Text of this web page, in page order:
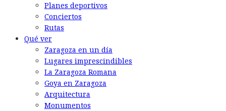
Planes deportivos
Conciertos
Rutas
Qué ver
Zaragoza en un día
Lugares imprescindibles
La Zaragoza Romana
Goya en Zaragoza
Arquitectura
Monumentos